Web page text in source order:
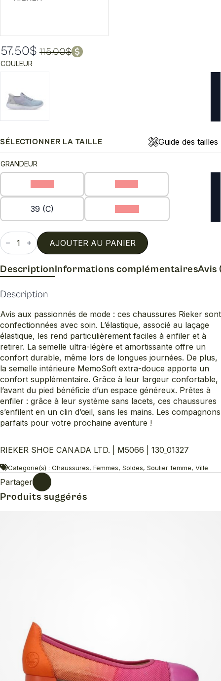
115.00$
Le
prix
était :
115.00$.
57.50$
Le
prix
est :
57.50$.
COULEUR
SÉLECTIONNER LA TAILLE Guide des tailles
GRANDEUR
39 (C)
quantité
de
M5066
AJOUTER AU PANIER
DescriptionInformations complémentairesAvis
Description
Avis aux passionnés de mode : ces chaussures Rieker sont
confectionnées avec soin. L’élastique, associé au laçage
élastique, les rend particulièrement faciles à enfiler et à
retirer. La semelle ultra-légère et amortissante offre un
confort durable, même lors de longues journées. De plus,
la semelle intérieure MemoSoft extra-douce apporte un
confort supplémentaire. Grâce à leur largeur confortable,
l’avant du pied bénéficie d’un espace généreux. Prêtes à
enfiler : grâce à leur système sans lacets, ces chaussures
s’enfilent en un clin d’œil, sans les mains. Les compagnons
parfaits pour votre prochaine aventure !
RIEKER SHOE CANADA LTD. | M5066 | 130_01327
Categorie(s) : Chaussures, Femmes, Soldes, Soulier femme, Ville
Partager
Produits suggérés